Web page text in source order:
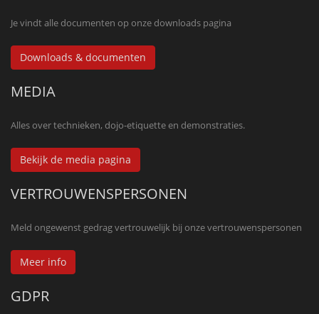
Je vindt alle documenten op onze downloads pagina
Downloads & documenten
MEDIA
Alles over technieken, dojo-etiquette en demonstraties.
Bekijk de media pagina
VERTROUWENSPERSONEN
Meld ongewenst gedrag vertrouwelijk bij onze vertrouwenspersonen
Meer info
GDPR